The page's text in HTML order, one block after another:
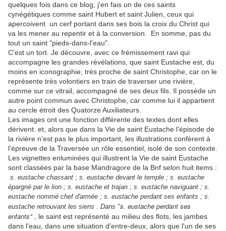
quelques fois dans ce blog, j'en fais un de ces saints
cynégétiques comme saint Hubert et saint Julien, ceux qui
apercoivent un cerf portant dans ses bois la croix du Christ qui
va les mener au repentir et à la conversion. En somme, pas du
tout un saint "pieds-dans-l'eau".
C'est un tort. Je découvre, avec ce frémissement ravi qui
accompagne les grandes révélations, que saint Eustache est, du
moins en iconographie, très proche de saint Christophe, car on le
représente très volontiers en train de traverser une rivière,
comme sur ce vitrail, accompagné de ses deux fils. Il possède un
autre point commun avec Christophe, car comme lui il appartient
au cercle étroit des Quatorze Auxiliateurs.
Les images ont une fonction différente des textes dont elles
dérivent. et, alors que dans la Vie de saint Eustache l'épisode de
la rivière n'est pas le plus important, les illustrations confèrent à
l'épreuve de la Traversée un rôle essentiel, isolé de son contexte.
Les vignettes enluminées qui illustrent la Vie de saint Eustache
sont classées par la base Mandragore de la Bnf selon huit items :
s. eustache chassant ; s. eustache devant le temple ; s. eustache
épargné par le lion ; s. eustache et trajan ; s. eustache naviguant ; s.
eustache nommé chef d'armée ; s. eustache perdant ses enfants ; s.
eustache retrouvant les siens . Dans "s. eustache perdant ses
enfants"
, le saint est représenté au milieu des flots, les jambes
dans l'eau, dans une situation d'entre-deux, alors que l'un de ses